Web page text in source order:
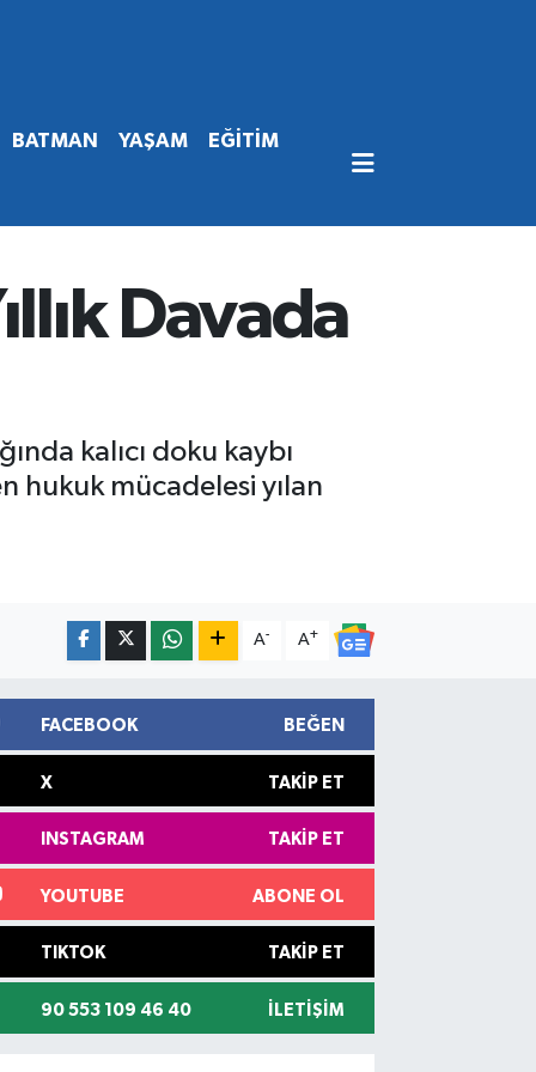
BATMAN YAŞAM EĞİTİM
Davada
kalıcı doku kaybı
hukuk mücadelesi yılan
A- A+
FACEBOOK BEĞEN
X TAKIP ET
INSTAGRAM TAKIP ET
YOUTUBE ABONE OL
TIKTOK TAKIP ET
90 553 109 46 40 İLETIŞIM